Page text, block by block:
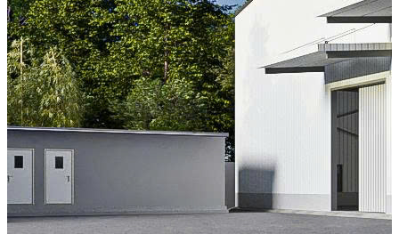
Giải pháp chống cháy an
toàn, thân thiện với môi
trường
Sản phẩm
Liên hệ